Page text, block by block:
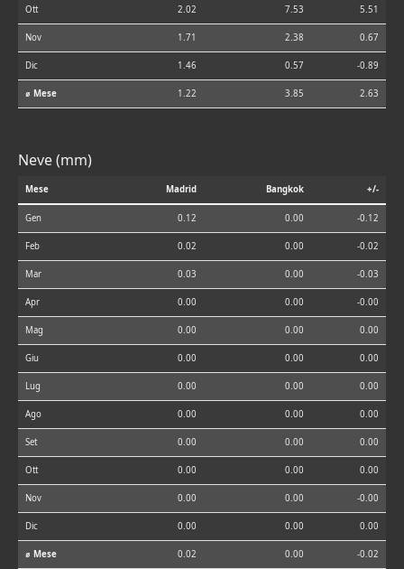
Ott 2.02 7.53 5.51
Nov 1.71 2.38 0.67
Dic 1.46 0.57 -0.89
⌀ Mese 1.22 3.85 2.63
Neve (mm)
Mese Madrid Bangkok +/-
Gen 0.12 0.00 -0.12
Feb 0.02 0.00 -0.02
Mar 0.03 0.00 -0.03
Apr 0.00 0.00 -0.00
Mag 0.00 0.00 0.00
Giu 0.00 0.00 0.00
Lug 0.00 0.00 0.00
Ago 0.00 0.00 0.00
Set 0.00 0.00 0.00
Ott 0.00 0.00 0.00
Nov 0.00 0.00 -0.00
Dic 0.00 0.00 0.00
⌀ Mese 0.02 0.00 -0.02